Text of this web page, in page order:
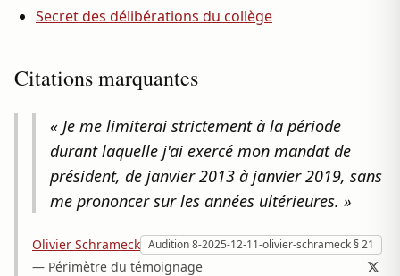
Secret des délibérations du collège
Citations marquantes
« Je me limiterai strictement à la période
durant laquelle j'ai exercé mon mandat de
président, de janvier 2013 à janvier 2019, sans
me prononcer sur les années ultérieures. »
Olivier Schrameck Audition 8-2025-12-11-olivier-schrameck § 21
— Périmètre du témoignage